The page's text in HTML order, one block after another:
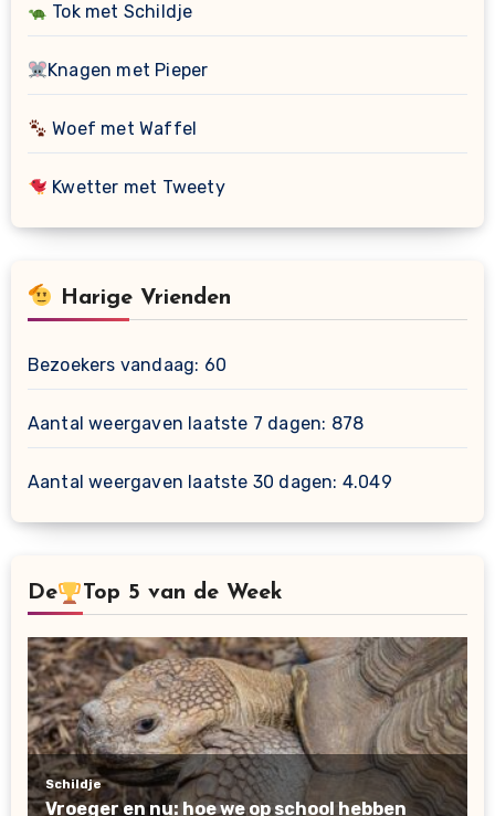
Tok met Schildje
Knagen met Pieper
Woef met Waffel
Kwetter met Tweety
Harige Vrienden
Bezoekers vandaag: 60
Aantal weergaven laatste 7 dagen: 878
Aantal weergaven laatste 30 dagen: 4.049
De Top 5 van de Week